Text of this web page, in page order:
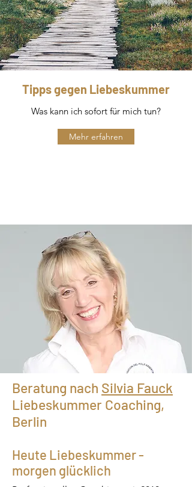
Tipps gegen Liebeskummer
Was kann ich sofort für mich tun?
Mehr erfahren
Beratung nach Silvia Fauck
Liebeskummer Coaching,
Berlin
Heute Liebeskummer -
morgen glücklich